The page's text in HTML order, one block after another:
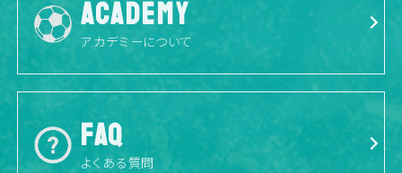
ACADEMY
アカデミーについて
FAQ
よくある質問